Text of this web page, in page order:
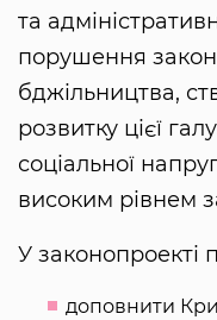
та
порушення
бджільництва,
розвитку цієї
соціальної
високим рівнем
У законопроекті
доповнити